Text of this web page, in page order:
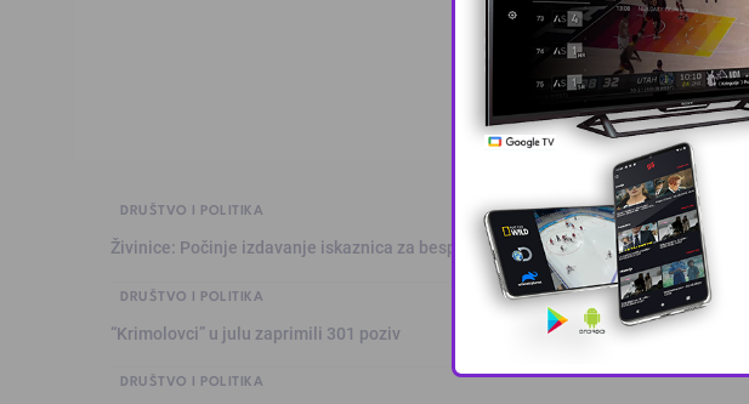
DRUŠTVO I POLITIKA
Živinice: Počinje izdavanje iskaznica za besplatan prevoz
DRUŠTVO I POLITIKA
“Krimolovci” u julu zaprimili 301 poziv
DRUŠTVO I POLITIKA